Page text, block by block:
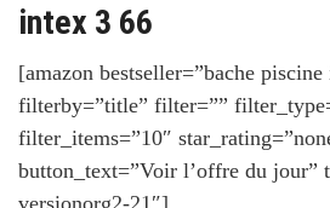
intex 3 66
[amazon bestseller=”bache
filterby=”title” filter=””
filter_items=”10″
button_text=”Voir l’offre du jour”
versionorg2-21″]